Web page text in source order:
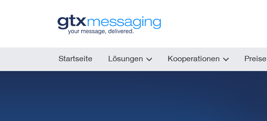
Startseite
Lösungen Kooperationen Preise